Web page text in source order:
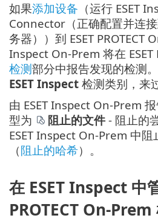
如果添加设备 （运行 ESET
Connector（正确配置并连
务器））到 ESET PROTECT
Inspect On-Prem 将在 ESET
检测部分中报告发现的检测
ESET Inspect 检测类别，来
由 ESET Inspect On-Prem
型为
阻止的文件 - 阻止的
ESET Inspect On-Prem 中
（阻止的哈希）。
在 ESET Inspect 中
PROTECT On-Prem